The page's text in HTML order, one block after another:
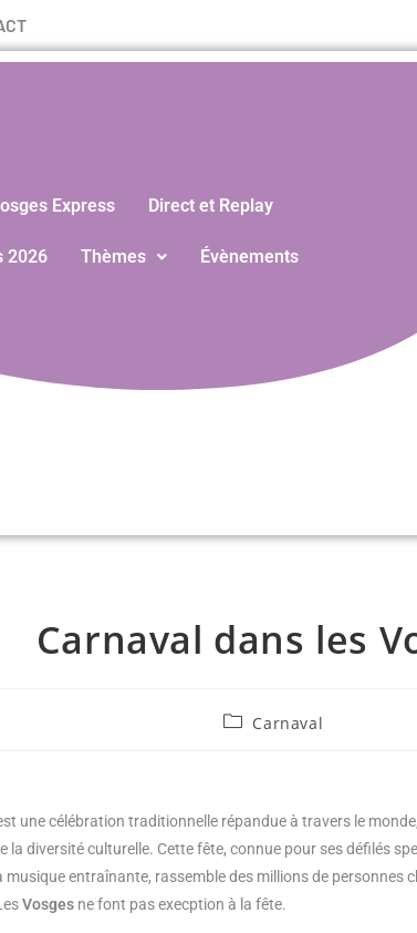
Express Direct et Replay
2026 Thèmes Évènements
Carnaval dans les
Carnaval
une célébration traditionnelle répandue à travers le
la diversité culturelle. Cette fête, connue pour ses défilés
musique entraînante, rassemble des millions de personnes
Vosges ne font pas execption à la fête.